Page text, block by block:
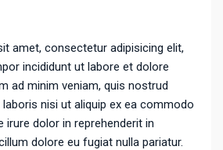
amet, consectetur adipisicing elit,
incididunt ut labore et dolore
ad minim veniam, quis nostrud
nisi ut aliquip ex ea commodo
irure dolor in reprehenderit in
dolore eu fugiat nulla pariatur.